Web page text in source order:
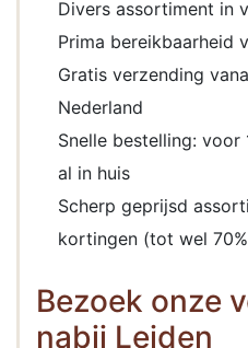
Divers assortiment in
Prima bereikbaarheid
Gratis verzending
Nederland
Snelle bestelling: voor
al in huis
Scherp geprijsd
kortingen (tot wel
Bezoek onze
nabij Leiden